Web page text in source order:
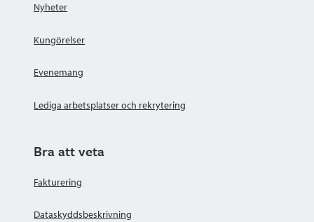
Nyheter
Kungörelser
Evenemang
Lediga arbetsplatser och rekrytering
Bra att veta
Fakturering
Dataskyddsbeskrivning